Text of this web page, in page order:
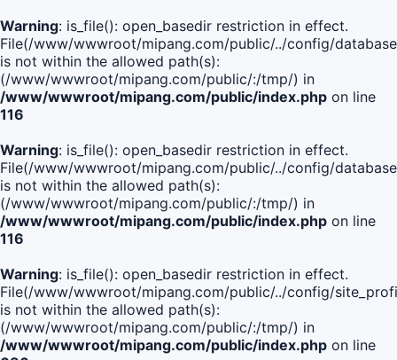
Warning: is_file(): open_basedir restriction in effect.
File(/www/wwwroot/mipang.com/public/../config/
is not within the allowed path(s):
(/www/wwwroot/mipang.com/public/:/tmp/) in
/www/wwwroot/mipang.com/public/index.php on line
116
Warning: is_file(): open_basedir restriction in effect.
File(/www/wwwroot/mipang.com/public/../config/
is not within the allowed path(s):
(/www/wwwroot/mipang.com/public/:/tmp/) in
/www/wwwroot/mipang.com/public/index.php on line
116
Warning: is_file(): open_basedir restriction in effect.
File(/www/wwwroot/mipang.com/public/../config/
is not within the allowed path(s):
(/www/wwwroot/mipang.com/public/:/tmp/) in
/www/wwwroot/mipang.com/public/index.php on line